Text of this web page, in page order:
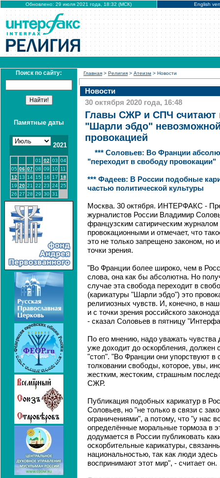
Обновлено: 29 июля 2021 года, 18:32 (МСК) English
Поиск по сайту:
Памятные даты
2021
01 02 03 04
05 06 07 08 09 10
11
12 13 14 15 16 17 18
19 20 21 22 23 24 25
26 27 28 29 30 31
Главная > Религия > Атеизм > Новости
Новости
30 октября 2020 года, 16:48
Главы СЖР и СПЧ считают
"Шарли эбдо"
провокацией
*** Соловьев: Во Франции
"переходит в свободу провокации"
*** Фадеев: В России подобные
частью политической культуры
Москва. 30 октября. ИНТЕРФАКС -
журналистов России Владимир
французским сатирическим
провокационными и отмечает, что
это не только запрещено законом, но
точки зрения.
"Во Франции более широко, чем в
слова, она как бы абсолютна. Но
случае эта свобода переходит в
(карикатуры "Шарли эбдо") это
религиозных чувств. И, конечно, в
и с точки зрения российского
- сказал Соловьев в пятницу
По его мнению, надо уважать чувства
уже доходит до оскорбления, должен
"стоп". "Во Франции они упорствуют в
толковании свободы, которое, увы,
жестким, жестоким, страшным
СЖР.
Публикация подобных карикатур в
Соловьев, но "не только в связи с
ограничениями", а потому, что "у нас
определённые моральные тормоза в
додумается в России публиковать
оскорбительные карикатуры,
национальностью, так как люди здесь
воспринимают этот мир", - считает он.